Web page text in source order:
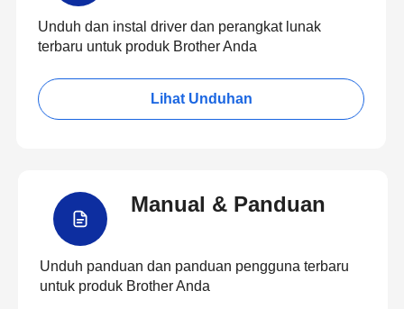
Unduh dan instal driver dan perangkat lunak
terbaru untuk produk Brother Anda
Lihat Unduhan
Manual & Panduan
Unduh panduan dan panduan pengguna terbaru
untuk produk Brother Anda